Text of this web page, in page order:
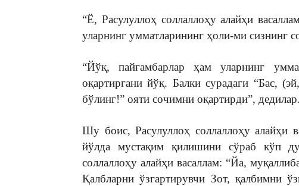
“Ё, Расулуллоҳ соллаллоҳу алайҳи
уларнинг умматларининг ҳоли-ми сизнинг
“Йўқ, пайғамбарлар ҳам уларнинг
оқартиргани йўқ. Балки сурадаги “Бас,
бўлинг!” ояти сочимни оқартирди”, дедилар.
Шу боис, Расулуллоҳ соллаллоҳу алайҳи
йўлда мустақим қилишини сўраб кўп
соллаллоҳу алайҳи васаллам: “Йа,
Қалбларни ўзгартирувчи Зот, қалбимни